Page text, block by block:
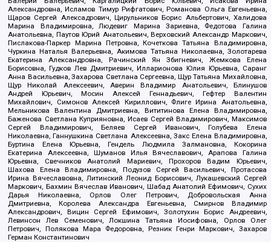
Александровна, Исламов Тимур Рифгатович, Романова Ольга Евгеньевна,
Щаров Сергей Алексадрович, Цирульников Борис Альбертович, Халидова
Марина Владимировна, Людевиг Марина Зариевна, Федотова Галина
Анатольевна, Паутов Юрий Анатольевич, Верховский Александр Маркович,
Пислакова-Паркер Марина Петровна, Кочеткова Татьяна Владимировна,
Чуркина Наталья Валерьевна, Акимова Татьяна Николаевна, Золотарева
Екатерина Александровна, Рачинский Ян Збигневич, Жемкова Елена
Борисовна, Гудков Лев Дмитриевич, Илларионова Юлия Юрьевна, Саранг
Анна Васильевна, Захарова Светлана Сергеевна, Щур Татьяна Михайловна,
Щур Николай Алексеевич, Аверин Владимир Анатольевич, Блинушов
Андрей Юрьевич, Мосин Алексей Геннадьевич, Гефтер Валентин
Михайлович, Симонов Алексей Кириллович, Флиге Ирина Анатольевна,
Мельникова Валентина Дмитриевна, Вититинова Елена Владимировна,
Баженова Светлана Куприяновна, Исаев Сергей Владимирович, Максимов
Сергей Владимирович, Беляев Сергей Иванович, Голубева Елена
Николаевна, Ганнушкина Светлана Алексеевна, Закс Елена Владимировна,
Буртина Елена Юрьевна, Гендель Людмила Залмановна, Кокорина
Екатерина Алексеевна, Шуманов Илья Вячеславович, Арапова Галина
Юрьевна, Свечников Анатолий Мариевич, Прохоров Вадим Юрьевич,
Шахова Елена Владимировна, Подузов Сергей Васильевич, Протасова
Ирина Вячеславовна, Литинский Леонид Борисович, Лукашевский Сергей
Маркович, Бахмин Вячеслав Иванович, Шабад Анатолий Ефимович, Сухих
Дарья Николаевна, Орлов Олег Петрович, Добровольская Анна
Дмитриевна, Королева Александра Евгеньевна, Смирнов Владимир
Александрович, Вицин Сергей Ефимович, Золотухин Борис Андреевич,
Левинсон Лев Семенович, Локшина Татьяна Иосифовна, Орлов Олег
Петрович, Полякова Мара Федоровна, Резник Генри Маркович, Захаров
Герман Константинович